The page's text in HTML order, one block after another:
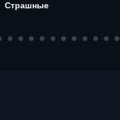
Страшные